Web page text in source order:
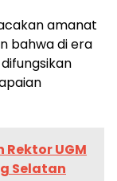
amanat
bahwa di era
UGM
Selatan